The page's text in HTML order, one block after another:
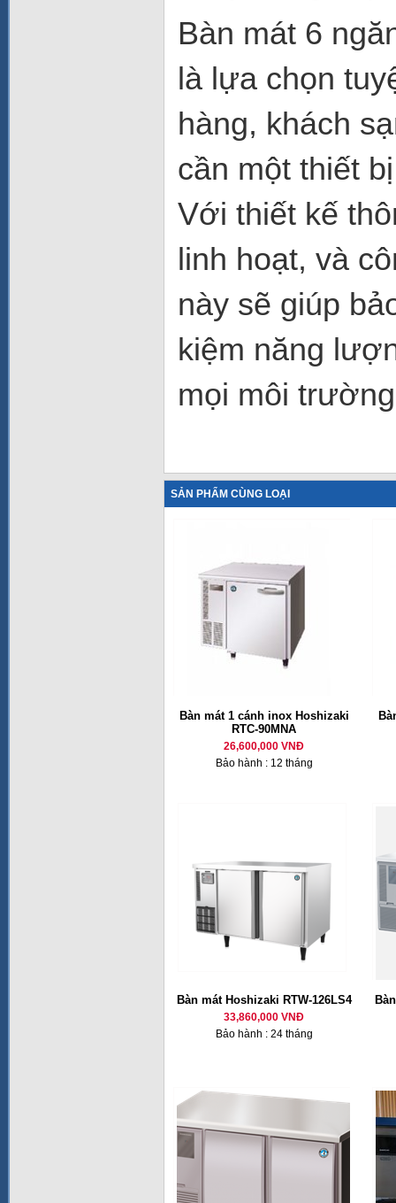
Bàn mát 6
là lựa chọn
hàng, khách
cần một thiết
Với thiết kế
linh hoạt, và
này sẽ giúp
kiệm năng
mọi môi
SẢN PHẨM CÙNG LOẠI
Bàn mát 1 cánh inox Hoshizaki
RTC-90MNA
26,600,000 VNĐ
Bảo hành : 12 tháng
Bàn mát Hoshizaki RTW-126LS4
33,860,000 VNĐ
Bảo hành : 24 tháng